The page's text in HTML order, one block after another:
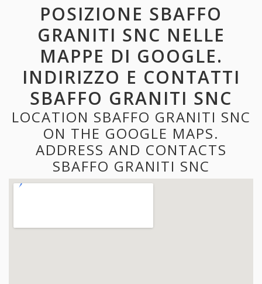
POSIZIONE SBAFFO
GRANITI SNC NELLE
MAPPE DI GOOGLE.
INDIRIZZO E CONTATTI
SBAFFO GRANITI SNC
LOCATION SBAFFO GRANITI SNC
ON THE GOOGLE MAPS.
ADDRESS AND CONTACTS
SBAFFO GRANITI SNC